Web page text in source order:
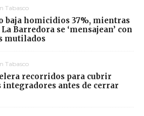
Tabasco
baja homicidios 37%, mientras
La Barredora se ‘mensajean’ con
mutilados
Tabasco
recorridos para cubrir
integradores antes de cerrar